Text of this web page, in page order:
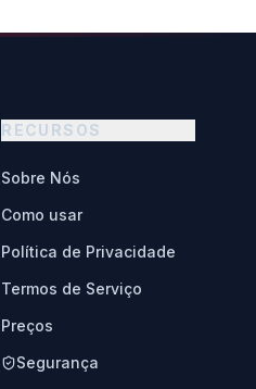
RECURSOS
Sobre Nós
Como usar
Política de Privacidade
Termos de Serviço
Preços
Segurança